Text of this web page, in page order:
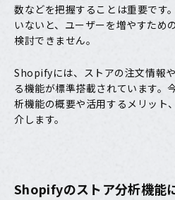
数などを把握することは重要です
いないと、ユーザーを増やすため
検討できません。
Shopifyには、ストアの注文情報
る機能が標準搭載されています
析機能の概要や活用するメリット
介します。
Shopifyのストア分析機能